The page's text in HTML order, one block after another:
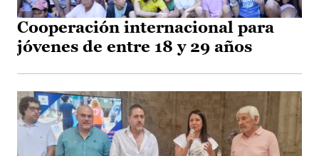
Cooperación internacional para
jóvenes de entre 18 y 29 años